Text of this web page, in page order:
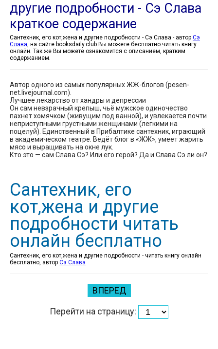
другие подробности - Сэ Слава
краткое содержание
Сантехник, его кот,жена и другие подробности - Сэ Слава - автор Сэ
Слава, на сайте booksdaily.club Вы можете бесплатно читать книгу
онлайн. Так же Вы можете ознакомится с описанием, кратким
содержанием.
Автор одного из самых популярных ЖЖ-блогов (pesen-
net.livejournal.com).
Лучшее лекарство от хандры и депрессии
Он сам невзрачный крепыш, чьё мужское одиночество
пахнет хомячком (живущим под ванной), и увлекается почти
неприступными грустными женщинами (лёгкими на
поцелуй). Единственный в Прибалтике сантехник, играющий
в академическом театре. Ведёт блог в «ЖЖ», умеет жарить
мясо и выращивать на окне лук.
Кто это — сам Слава Сэ? Или его герой? Да и Слава Сэ ли он?
Сантехник, его
кот,жена и другие
подробности читать
онлайн бесплатно
Сантехник, его кот,жена и другие подробности - читать книгу онлайн
бесплатно, автор Сэ Слава
ВПЕРЕД
Перейти на страницу: